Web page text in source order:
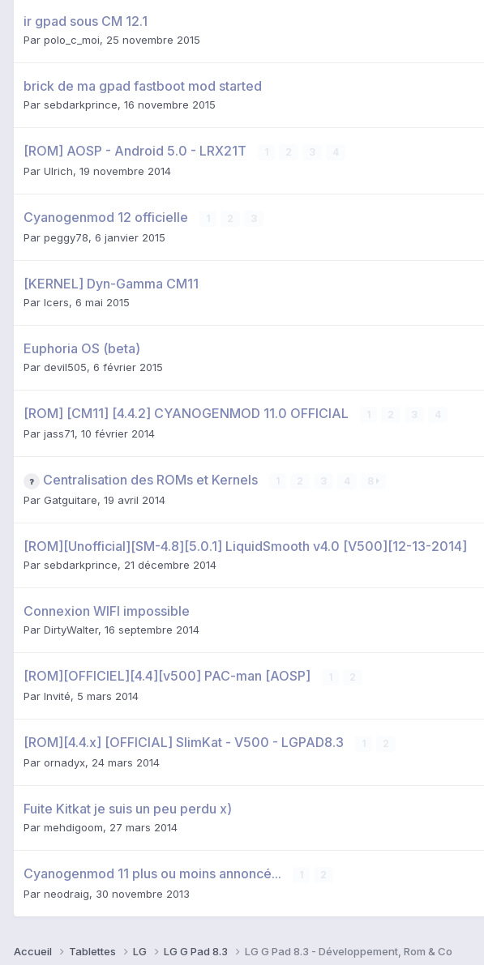
ir gpad sous CM 12.1
Par polo_c_moi, 25 novembre 2015
brick de ma gpad fastboot mod started
Par sebdarkprince, 16 novembre 2015
[ROM] AOSP - Android 5.0 - LRX21T
Par Ulrich, 19 novembre 2014
Cyanogenmod 12 officielle
Par peggy78, 6 janvier 2015
[KERNEL] Dyn-Gamma CM11
Par Icers, 6 mai 2015
Euphoria OS (beta)
Par devil505, 6 février 2015
[ROM] [CM11] [4.4.2] CYANOGENMOD 11.0 OFFICIAL
Par jass71, 10 février 2014
Centralisation des ROMs et Kernels
Par Gatguitare, 19 avril 2014
[ROM][Unofficial][SM-4.8][5.0.1] LiquidSmooth v4.0 [V500][12-13-2014]
Par sebdarkprince, 21 décembre 2014
Connexion WIFI impossible
Par DirtyWalter, 16 septembre 2014
[ROM][OFFICIEL][4.4][v500] PAC-man [AOSP]
Par Invité, 5 mars 2014
[ROM][4.4.x] [OFFICIAL] SlimKat - V500 - LGPAD8.3
Par ornadyx, 24 mars 2014
Fuite Kitkat je suis un peu perdu x)
Par mehdigoom, 27 mars 2014
Cyanogenmod 11 plus ou moins annoncé...
Par neodraig, 30 novembre 2013
Accueil Tablettes LG LG G Pad 8.3 LG G Pad 8.3 - Développement, Rom & Co